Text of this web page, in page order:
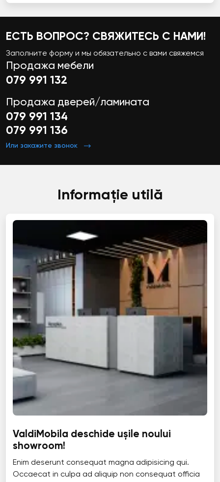
ЕСТЬ ВОПРОС? СВЯЖИТЕСЬ С НАМИ!
Заполните форму и мы обязательно с вами свяжемся
Продажа мебели
079 991 132
Продажа дверей/ламината
079 991 134
079 991 136
Или закажите звонок
Informație utilă
ValdiMobila deschide ușile noului
showroom!
Enim deserunt consequat magna adipisicing qui.
Occaecat in culpa ad aliquip non consequat officia